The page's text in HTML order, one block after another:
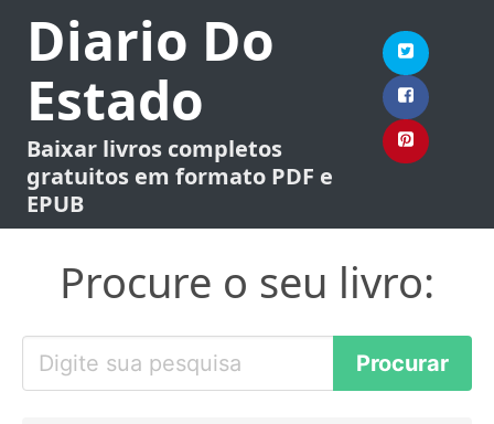
Diario Do
Estado
Baixar livros completos
gratuitos em formato PDF e
EPUB
Procure o seu livro: